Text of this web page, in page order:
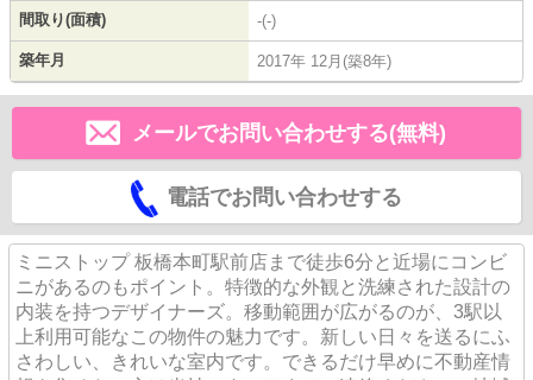
間取り(面積) -(-)
築年月 2017年 12月(築8年)
メールでお問い合わせする(無料)
電話でお問い合わせする
ミニストップ 板橋本町駅前店まで徒歩6分と近場にコンビ
ニがあるのもポイント。特徴的な外観と洗練された設計の
内装を持つデザイナーズ。移動範囲が広がるのが、3駅以
上利用可能なこの物件の魅力です。新しい日々を送るにふ
さわしい、きれいな室内です。できるだけ早めに不動産情